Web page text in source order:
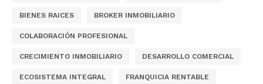
BIENES RAICES BROKER INMOBILIARIO
COLABORACIÓN PROFESIONAL
CRECIMIENTO INMOBILIARIO DESARROLLO COMERCIAL
ECOSISTEMA INTEGRAL FRANQUICIA RENTABLE